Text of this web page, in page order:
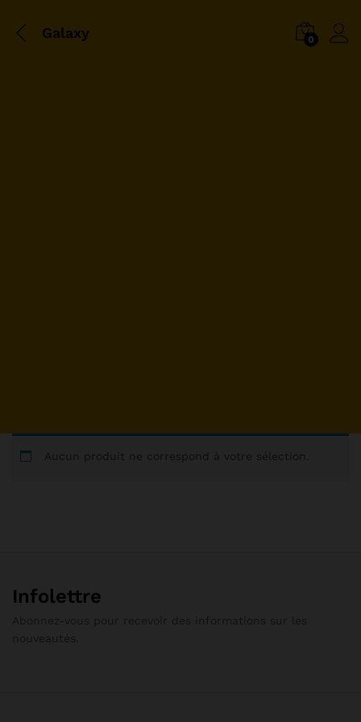
Galaxy 0
Aucun produit ne correspond à votre sélection.
Infolettre